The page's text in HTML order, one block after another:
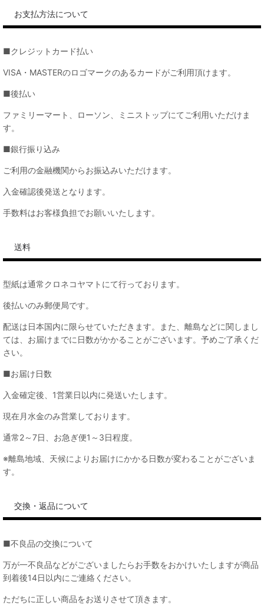
お支払方法について
■クレジットカード払い
VISA・MASTERのロゴマークのあるカードがご利用頂けます。
■後払い
ファミリーマート、ローソン、ミニストップにてご利用いただけま
す。
■銀行振り込み
ご利用の金融機関からお振込みいただけます。
入金確認後発送となります。
手数料はお客様負担でお願いいたします。
送料
型紙は通常クロネコヤマトにて行っております。
後払いのみ郵便局です。
配送は日本国内に限らせていただきます。また、離島などに関しまし
ては、お届けまでに日数がかかることがございます。予めご了承くだ
さい。
■お届け日数
入金確定後、1営業日以内に発送いたします。
現在月水金のみ営業しております。
通常2～7日、お急ぎ便1～3日程度。
※離島地域、天候によりお届けにかかる日数が変わることがございま
す。
交換・返品について
■不良品の交換について
万が一不良品などがございましたらお手数をおかけいたしますが商品
到着後14日以内にご連絡ください。
ただちに正しい商品をお送りさせて頂きます。